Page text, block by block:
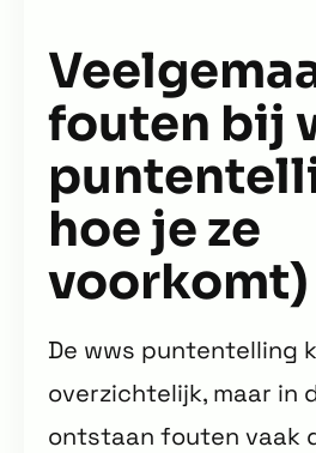
fouten bij
hoe je ze
voorkomt)
De wws puntentelling
overzichtelijk, maar in
ontstaan fouten vaak